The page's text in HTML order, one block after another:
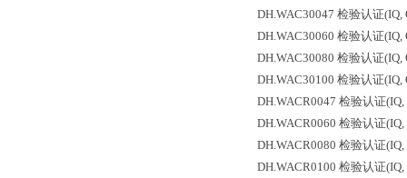
DH.WAC30047 检验认证(IQ,
DH.WAC30060 检验认证(IQ,
DH.WAC30080 检验认证(IQ,
DH.WAC30100 检验认证(IQ,
DH.WACR0047 检验认证
DH.WACR0060 检验认证
DH.WACR0080 检验认证
DH.WACR0100 检验认证